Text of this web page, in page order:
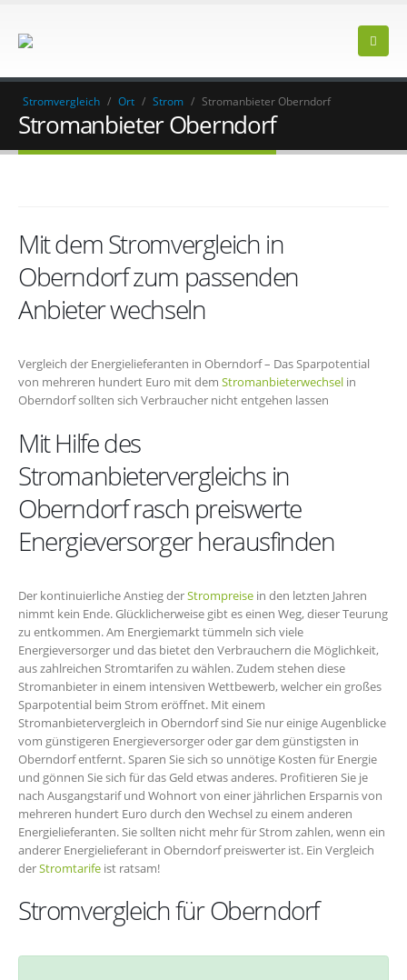
Stromvergleich / Ort / Strom / Stromanbieter Oberndorf
Stromanbieter Oberndorf
Mit dem Stromvergleich in
Oberndorf zum passenden
Anbieter wechseln
Vergleich der Energielieferanten in Oberndorf – Das Sparpotential
von mehreren hundert Euro mit dem Stromanbieterwechsel in
Oberndorf sollten sich Verbraucher nicht entgehen lassen
Mit Hilfe des
Stromanbietervergleichs in
Oberndorf rasch preiswerte
Energieversorger herausfinden
Der kontinuierliche Anstieg derStrompreise in den letzten Jahren
nimmt kein Ende. Glücklicherweise gibt es einen Weg, dieser Teurung
zu entkommen. Am Energiemarkt tümmeln sich viele
Energieversorger und das bietet den Verbrauchern die Möglichkeit,
aus zahlreichen Stromtarifen zu wählen. Zudem stehen diese
Stromanbieter in einem intensiven Wettbewerb, welcher ein großes
Sparpotential beim Strom eröffnet. Mit einem
Stromanbietervergleich in Oberndorf sind Sie nur einige Augenblicke
vom günstigeren Energieversorger oder gar dem günstigsten in
Oberndorf entfernt. Sparen Sie sich so unnötige Kosten für Energie
und gönnen Sie sich für das Geld etwas anderes. Profitieren Sie je
nach Ausgangstarif und Wohnort von einer jährlichen Ersparnis von
mehreren hundert Euro durch den Wechsel zu einem anderen
Energielieferanten. Sie sollten nicht mehr für Strom zahlen, wenn ein
anderer Energielieferant in Oberndorf preiswerter ist. Ein Vergleich
derStromtarife ist ratsam!
Stromvergleich für Oberndorf